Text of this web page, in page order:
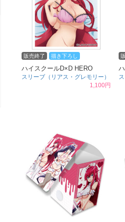
販売終了 描き下ろし
ハイスクールD×D HERO
スリーブ（リアス・グレモリー）
1,100円